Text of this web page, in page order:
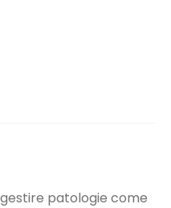
patologie come